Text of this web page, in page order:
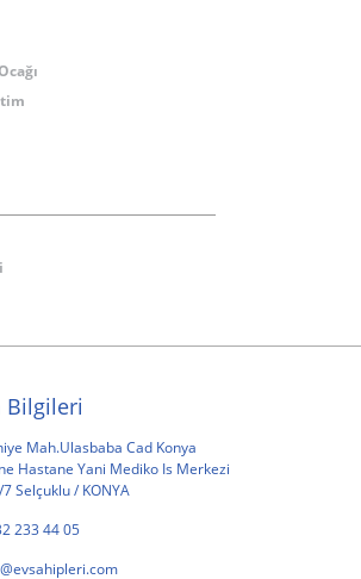
Bilgileri
Mah.Ulasbaba Cad Konya
Hastane Yani Mediko Is Merkezi
Selçuklu / KONYA
233 44 05